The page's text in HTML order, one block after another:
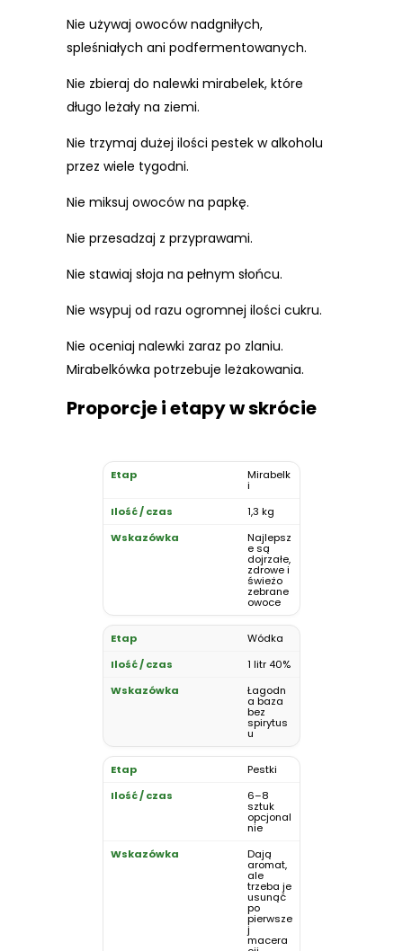
Nie używaj owoców nadgniłych,
spleśniałych ani podfermentowanych.
Nie zbieraj do nalewki mirabelek, które
długo leżały na ziemi.
Nie trzymaj dużej ilości pestek w alkoholu
przez wiele tygodni.
Nie miksuj owoców na papkę.
Nie przesadzaj z przyprawami.
Nie stawiaj słoja na pełnym słońcu.
Nie wsypuj od razu ogromnej ilości cukru.
Nie oceniaj nalewki zaraz po zlaniu.
Mirabelkówka potrzebuje leżakowania.
Proporcje i etapy w skrócie
Mirabelk
i
1,3 kg
Najlepsz
e są
dojrzałe,
zdrowe i
świeżo
zebrane
owoce
Wódka
1 litr 40%
Łagodn
a baza
bez
spirytus
u
Pestki
6–8
sztuk
opcjonal
nie
Dają
aromat,
ale
trzeba je
usunąć
po
pierwsze
j
macera